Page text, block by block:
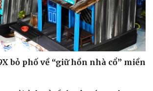
bỏ phố về “giữ hồn nhà cổ” miền